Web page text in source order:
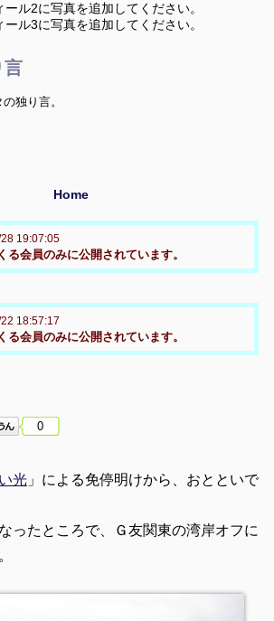
言
独り言。
Home
19:07:05
る会員のみに公開されています。
18:57:17
る会員のみに公開されています。
0
光」による免停明けから、おとといで
ったところで、Ｇ友関東の湾岸オフに